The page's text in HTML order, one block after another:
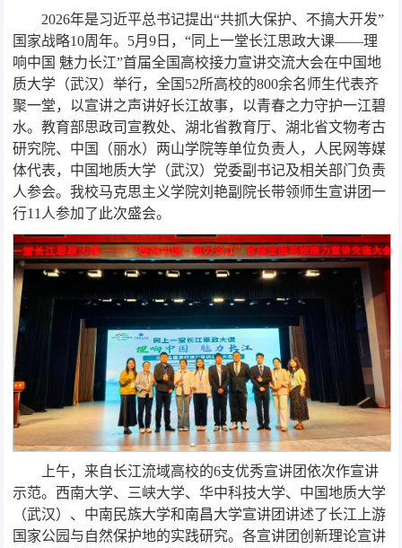
2026年是习近平总书记提出“共抓大保护、不搞大开发”
国家战略10周年。5月9日，“同上一堂长江思政大课——理
响中国 魅力长江”首届全国高校接力宣讲交流大会在中国地
质大学（武汉）举行，全国52所高校的800余名师生代表齐
聚一堂，以宣讲之声讲好长江故事，以青春之力守护一江碧
水。教育部思政司宣教处、湖北省教育厅、湖北省文物考古
研究院、中国（丽水）两山学院等单位负责人，人民网等媒
体代表，中国地质大学（武汉）党委副书记及相关部门负责
人参会。我校马克思主义学院刘艳副院长带领师生宣讲团一
行11人参加了此次盛会。
上午，来自长江流域高校的6支优秀宣讲团依次作宣讲
示范。西南大学、三峡大学、华中科技大学、中国地质大学
（武汉）、中南民族大学和南昌大学宣讲团讲述了长江上游
国家公园与自然保护地的实践研究。各宣讲团创新理论宣讲